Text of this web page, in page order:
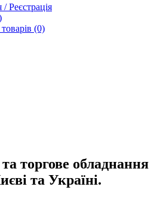
/ Реєстрація
(0)
торгове обладнання
та Україні.